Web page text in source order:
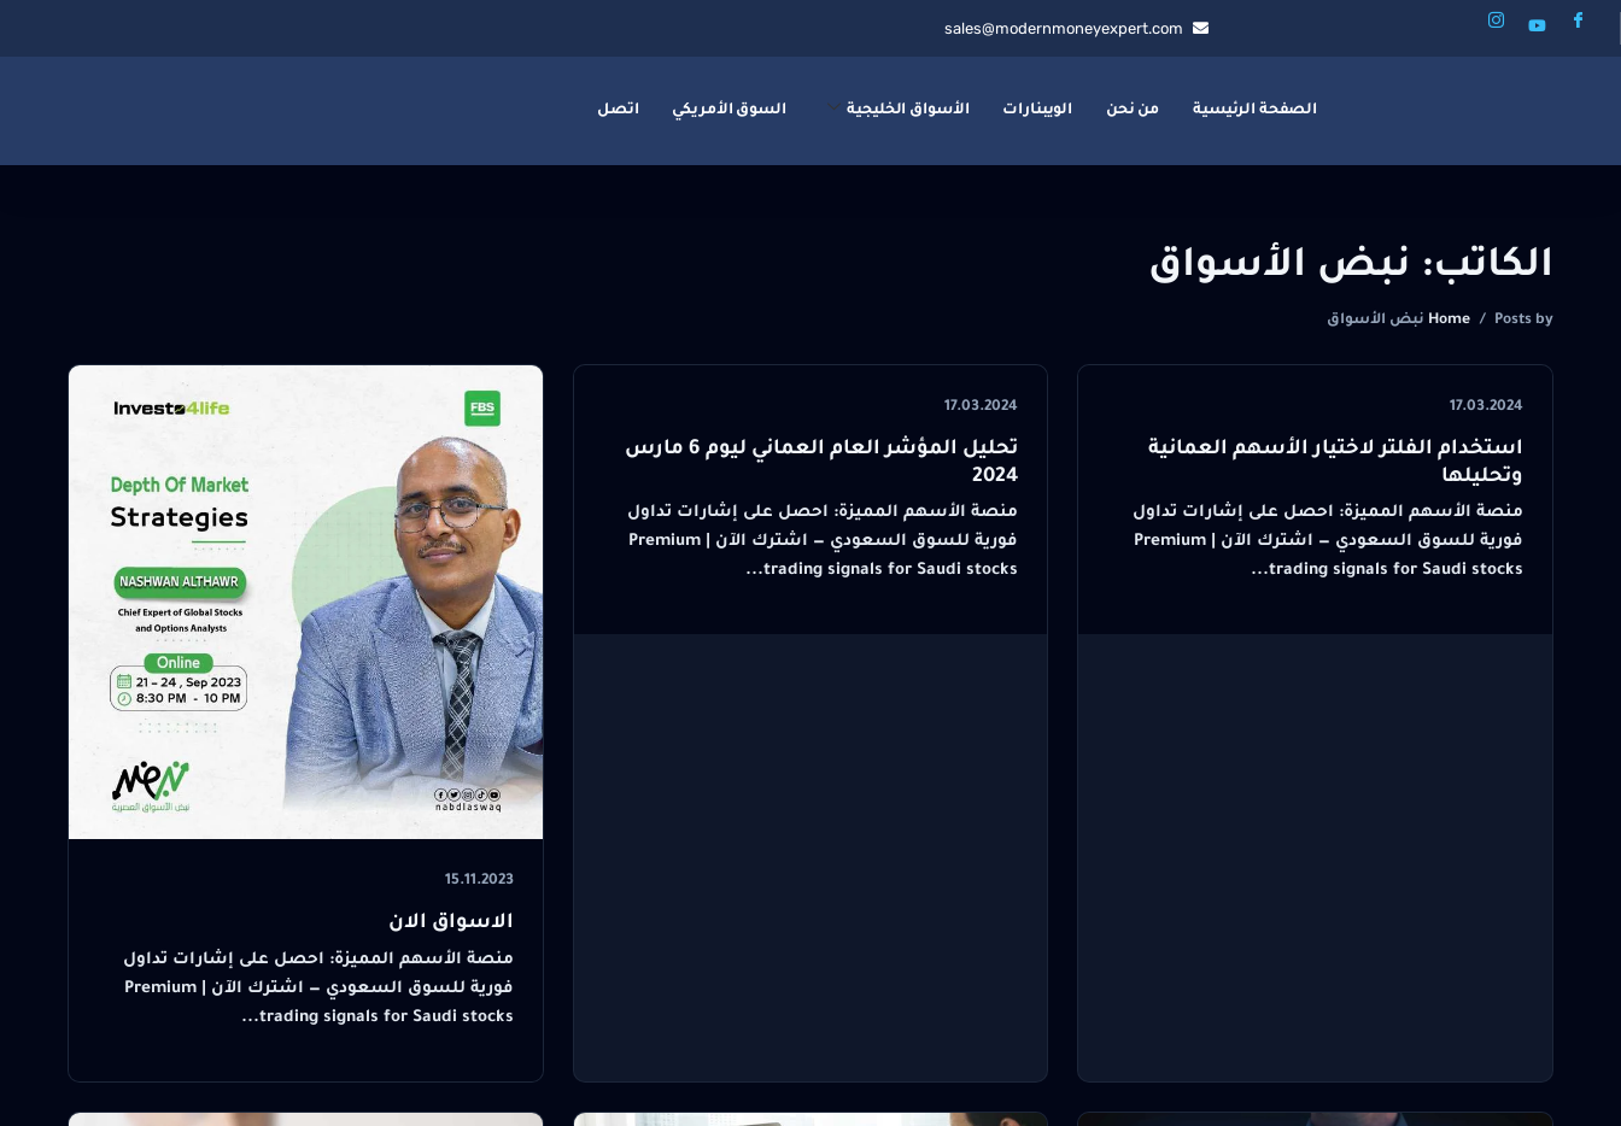
sales@modernmoneyexpert.com
الصفحة الرئيسية من نحن الويبنارات الأسواق الخليجية السوق الأمريكي اتصل
الكاتب: نبض الأسواق
Home / Posts by نبض الأسواق
17.03.2024
استخدام الفلتر لاختيار الأسهم العمانية
وتحليلها
منصة الأسهم المميزة: احصل على إشارات تداول
فورية للسوق السعودي — اشترك الآن | Premium
trading signals for Saudi stocks...
17.03.2024
تحليل المؤشر العام العماني ليوم 6 مارس
2024
منصة الأسهم المميزة: احصل على إشارات تداول
فورية للسوق السعودي — اشترك الآن | Premium
trading signals for Saudi stocks...
15.11.2023
الاسواق الان
منصة الأسهم المميزة: احصل على إشارات تداول
فورية للسوق السعودي — اشترك الآن | Premium
trading signals for Saudi stocks...